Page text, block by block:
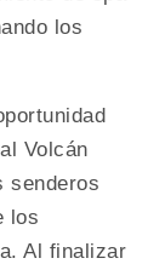
los
Volcán
senderos
los
Al finalizar